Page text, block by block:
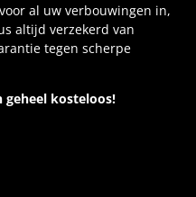
al uw verbouwingen in,
altijd verzekerd van
tegen scherpe
geheel kosteloos!